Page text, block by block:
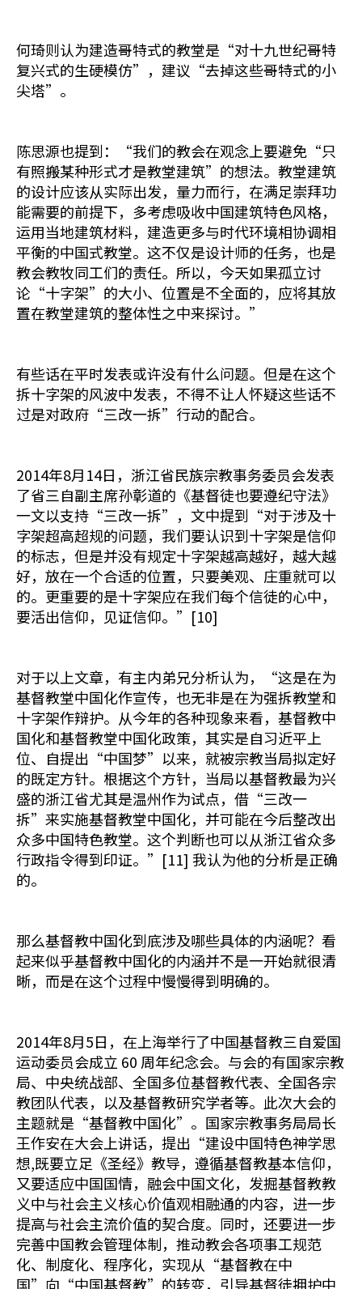
何琦则认为建造哥特式的教堂是“对十九世纪哥特
复兴式的生硬模仿”，建议“去掉这些哥特式的小
尖塔”。
陈思源也提到：“我们的教会在观念上要避免“只
有照搬某种形式才是教堂建筑”的想法。教堂建筑
的设计应该从实际出发，量力而行，在满足崇拜功
能需要的前提下，多考虑吸收中国建筑特色风格，
运用当地建筑材料，建造更多与时代环境相协调相
平衡的中国式教堂。这不仅是设计师的任务，也是
教会教牧同工们的责任。所以，今天如果孤立讨
论“十字架”的大小、位置是不全面的，应将其放
置在教堂建筑的整体性之中来探讨。”
有些话在平时发表或许没有什么问题。但是在这个
拆十字架的风波中发表，不得不让人怀疑这些话不
过是对政府“三改一拆”行动的配合。
2014年8月14日，浙江省民族宗教事务委员会发表
了省三自副主席孙彰道的《基督徒也要遵纪守法》
一文以支持“三改一拆”，文中提到“对于涉及十
字架超高超规的问题，我们要认识到十字架是信仰
的标志，但是并没有规定十字架越高越好，越大越
好，放在一个合适的位置，只要美观、庄重就可以
的。更重要的是十字架应在我们每个信徒的心中，
要活出信仰，见证信仰。”[10]
对于以上文章，有主内弟兄分析认为，“这是在为
基督教堂中国化作宣传，也无非是在为强拆教堂和
十字架作辩护。从今年的各种现象来看，基督教中
国化和基督教堂中国化政策，其实是自习近平上
位、自提出“中国梦”以来，就被宗教当局拟定好
的既定方针。根据这个方针，当局以基督教最为兴
盛的浙江省尤其是温州作为试点，借“三改一
拆”来实施基督教堂中国化，并可能在今后整改出
众多中国特色教堂。这个判断也可以从浙江省众多
行政指令得到印证。”[11] 我认为他的分析是正确
的。
那么基督教中国化到底涉及哪些具体的内涵呢？看
起来似乎基督教中国化的内涵并不是一开始就很清
晰，而是在这个过程中慢慢得到明确的。
2014年8月5日，在上海举行了中国基督教三自爱国
运动委员会成立 60 周年纪念会。与会的有国家宗教
局、中央统战部、全国多位基督教代表、全国各宗
教团队代表，以及基督教研究学者等。此次大会的
主题就是“基督教中国化”。国家宗教事务局局长
王作安在大会上讲话，提出“建设中国特色神学思
想,既要立足《圣经》教导，遵循基督教基本信仰，
又要适应中国国情，融会中国文化，发掘基督教教
义中与社会主义核心价值观相融通的内容，进一步
提高与社会主流价值的契合度。同时，还要进一步
完善中国教会管理体制，推动教会各项事工规范
化、制度化、程序化，实现从“基督教在中
国”向“中国基督教”的转变，引导基督徒拥护中